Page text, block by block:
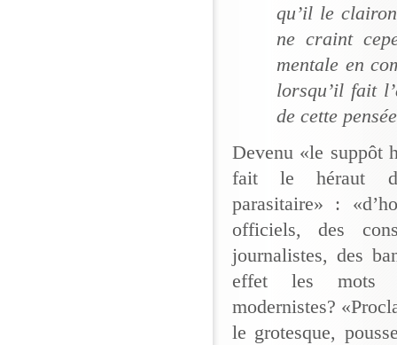
qu’il le
ne craint
mentale en
lorsqu’il fait
de cette
Devenu «le suppôt
fait le héraut
parasitaire» :
officiels, des
journalistes, des
effet les mots
modernistes?
le grotesque,